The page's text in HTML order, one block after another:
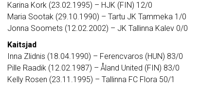
Karina Kork (23.02.1995) – HJK (FIN) 12/0
Maria Sootak (29.10.1990) – Tartu JK Tammeka 1/0
Jonna Soomets (12.02.2002) – JK Tallinna Kalev 0/0
Kaitsjad
Inna Zlidnis (18.04.1990) – Ferencvaros (HUN) 83/0
Pille Raadik (12.02.1987) – Åland United (FIN) 83/0
Kelly Rosen (23.11.1995) – Tallinna FC Flora 50/1